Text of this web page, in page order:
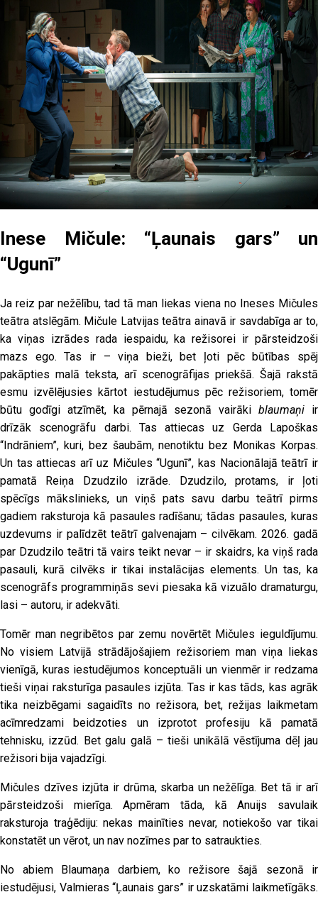
Inese Mičule: “Ļaunais gars” un
“Ugunī”
Ja reiz par nežēlību, tad tā man liekas viena no Ineses Mičules
teātra atslēgām. Mičule Latvijas teātra ainavā ir savdabīga ar to,
ka viņas izrādes rada iespaidu, ka režisorei ir pārsteidzoši
mazs ego. Tas ir – viņa bieži, bet ļoti pēc būtības spēj
pakāpties malā teksta, arī scenogrāfijas priekšā. Šajā rakstā
esmu izvēlējusies kārtot iestudējumus pēc režisoriem, tomēr
būtu godīgi atzīmēt, ka pērnajā sezonā vairākiblaumaņi ir
drīzāk scenogrāfu darbi. Tas attiecas uz Gerda Lapoškas
“Indrāniem”, kuri, bez šaubām, nenotiktu bez Monikas Korpas.
Un tas attiecas arī uz Mičules “Ugunī”, kas Nacionālajā teātrī ir
pamatā Reiņa Dzudzilo izrāde. Dzudzilo, protams, ir ļoti
spēcīgs mākslinieks, un viņš pats savu darbu teātrī pirms
gadiem raksturoja kā pasaules radīšanu; tādas pasaules, kuras
uzdevums ir palīdzēt teātrī galvenajam – cilvēkam. 2026. gadā
par Dzudzilo teātri tā vairs teikt nevar – ir skaidrs, ka viņš rada
pasauli, kurā cilvēks ir tikai instalācijas elements. Un tas, ka
scenogrāfs programmiņās sevi piesaka kā vizuālo dramaturgu,
lasi – autoru, ir adekvāti.
Tomēr man negribētos par zemu novērtēt Mičules ieguldījumu.
No visiem Latvijā strādājošajiem režisoriem man viņa liekas
vienīgā, kuras iestudējumos konceptuāli un vienmēr ir redzama
tieši viņai raksturīga pasaules izjūta. Tas ir kas tāds, kas agrāk
tika neizbēgami sagaidīts no režisora, bet, režijas laikmetam
acīmredzami beidzoties un izprotot profesiju kā pamatā
tehnisku, izzūd. Bet galu galā – tieši unikālā vēstījuma dēļ jau
režisori bija vajadzīgi.
Mičules dzīves izjūta ir drūma, skarba un nežēlīga. Bet tā ir arī
pārsteidzoši mierīga. Apmēram tāda, kā Anuijs savulaik
raksturoja traģēdiju: nekas mainīties nevar, notiekošo var tikai
konstatēt un vērot, un nav nozīmes par to satraukties.
No abiem Blaumaņa darbiem, ko režisore šajā sezonā ir
iestudējusi, Valmieras “Ļaunais gars” ir uzskatāmi laikmetīgāks.